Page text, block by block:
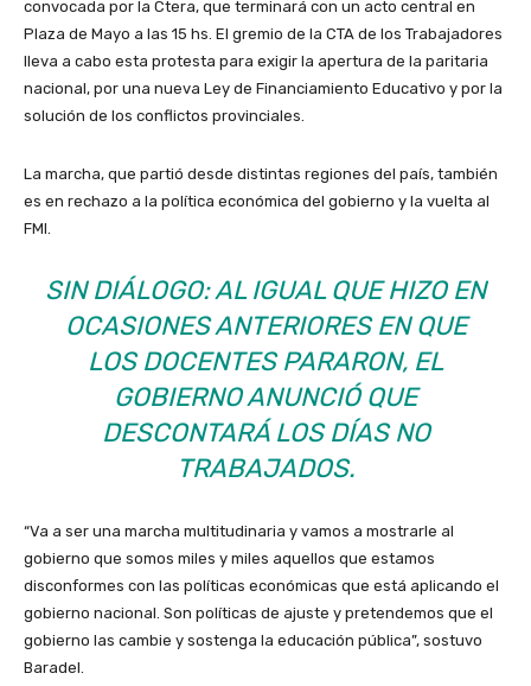
convocada por la Ctera, que terminará con un acto central en
Plaza de Mayo a las 15 hs. El gremio de la CTA de los Trabajadores
lleva a cabo esta protesta para exigir la apertura de la paritaria
nacional, por una nueva Ley de Financiamiento Educativo y por la
solución de los conflictos provinciales.
La marcha, que partió desde distintas regiones del país, también
es en rechazo a la política económica del gobierno y la vuelta al
FMI.
SIN DIÁLOGO: AL IGUAL QUE HIZO EN
OCASIONES ANTERIORES EN QUE
LOS DOCENTES PARARON, EL
GOBIERNO ANUNCIÓ QUE
DESCONTARÁ LOS DÍAS NO
TRABAJADOS.
“Va a ser una marcha multitudinaria y vamos a mostrarle al
gobierno que somos miles y miles aquellos que estamos
disconformes con las políticas económicas que está aplicando el
gobierno nacional. Son políticas de ajuste y pretendemos que el
gobierno las cambie y sostenga la educación pública”, sostuvo
Baradel.